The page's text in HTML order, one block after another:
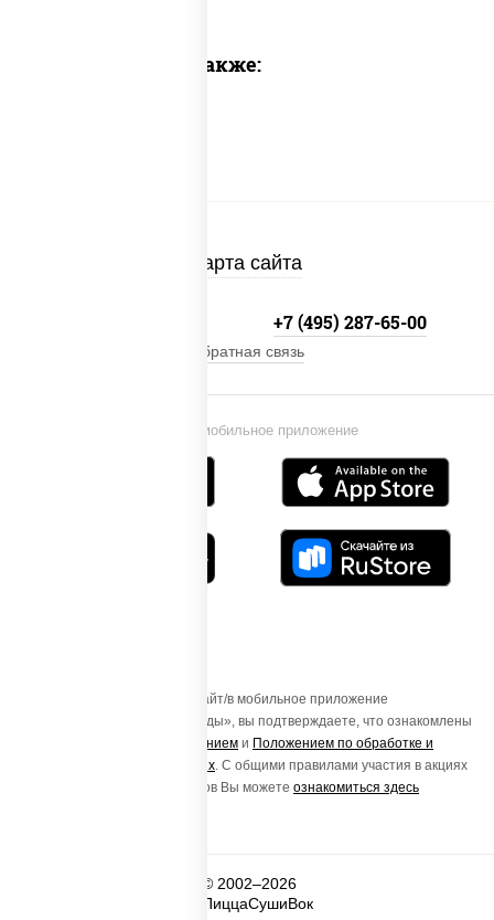
Предлагаем также:
Карта сайта
Установи мобильное приложение
+7 (495) 287-65-00
Обратная связь
Осуществляя вход на этот Сайт/в мобильное приложение
«ПиццаСушиВок - доставка еды», вы подтверждаете, что ознакомлены
Пользовательским соглашением и Положением по обработке и
защите персональных данных . С общими правилами участия в акциях
и порядке получения подарков Вы можете ознакомиться здесь
© 2002–2026
ПиццаСушиВок